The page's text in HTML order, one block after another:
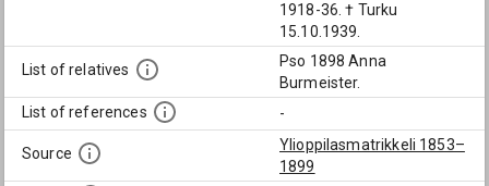
1918-36. † Turku
15.10.1939.
List of relatives
Pso 1898 Anna
Burmeister.
List of references
-
Source
Ylioppilasmatrikkeli 1853–
1899